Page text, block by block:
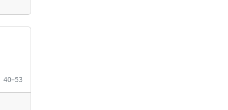
40–53